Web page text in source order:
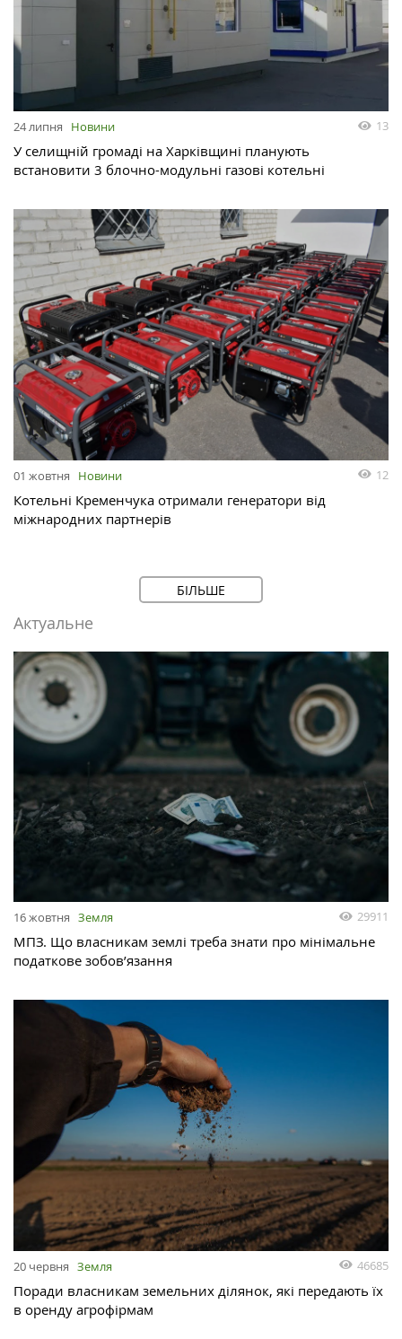
24 липня Новини 13
У селищній громаді на Харківщині планують
встановити 3 блочно-модульні газові котельні
01 жовтня Новини 12
Котельні Кременчука отримали генератори від
міжнародних партнерів
БІЛЬШЕ
Актуальне
16 жовтня Земля 29911
МПЗ. Що власникам землі треба знати про мінімальне
податкове зобов’язання
20 червня Земля 46685
Поради власникам земельних ділянок, які передають їх
в оренду агрофірмам